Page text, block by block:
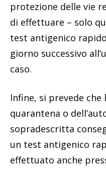
protezione delle vie
di effettuare – solo
test antigenico
giorno successivo
caso.
Infine, si prevede che
quarantena o
sopradescritta
un test antigenico
effettuato anche